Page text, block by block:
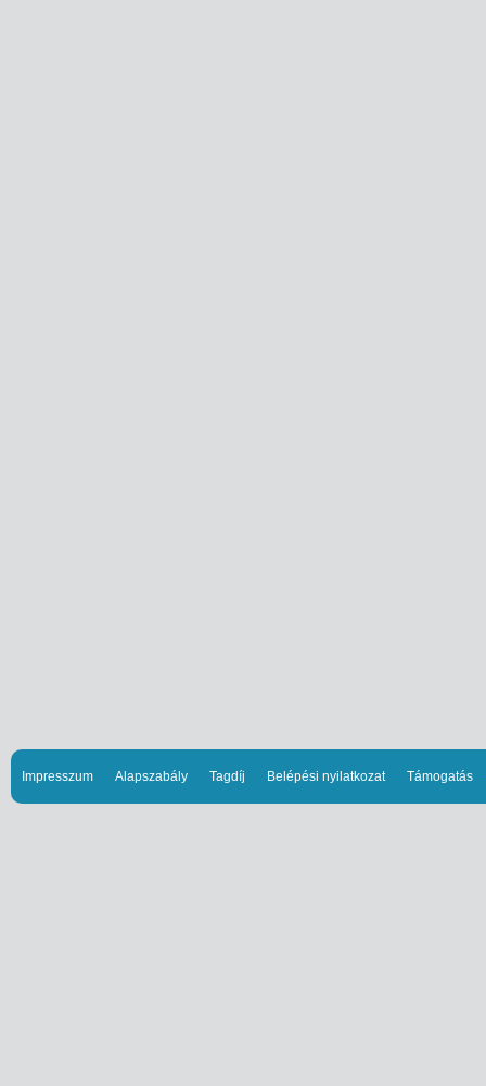
Impresszum Alapszabály Tagdíj Belépési nyilatkozat Támogatás